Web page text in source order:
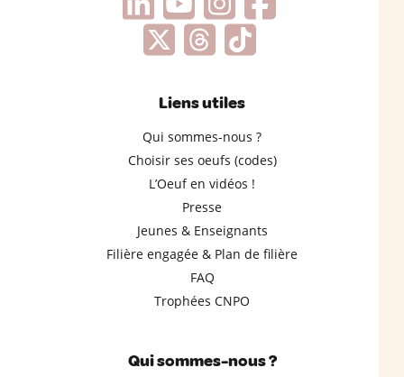
Liens utiles
Qui sommes-nous ?
Choisir ses oeufs (codes)
L’Oeuf en vidéos !
Presse
Jeunes & Enseignants
Filière engagée & Plan de filière
FAQ
Trophées CNPO
Qui sommes-nous ?